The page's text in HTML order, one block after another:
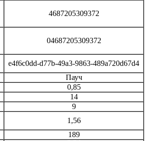
4687205309372
04687205309372
e4f6c0dd-d77b-49a3-9863-489a720d67d4
Пауч
0,85
14
9
1,56
189